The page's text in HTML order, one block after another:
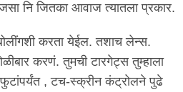
नि जितका आवाज त्यातला प्रकार.
करता येईल. तशाच लेन्स.
करणं. तुमची टारगेट्स तुम्हाला
, टच-स्क्रीन कंट्रोलने पुढे